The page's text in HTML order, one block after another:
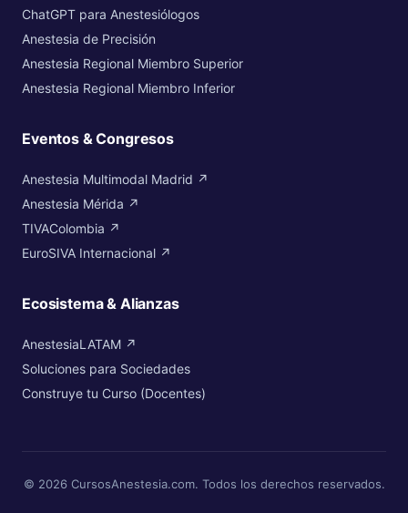
ChatGPT para Anestesiólogos
Anestesia de Precisión
Anestesia Regional Miembro Superior
Anestesia Regional Miembro Inferior
Eventos & Congresos
Anestesia Multimodal Madrid ↗
Anestesia Mérida ↗
TIVAColombia ↗
EuroSIVA Internacional ↗
Ecosistema & Alianzas
AnestesiaLATAM ↗
Soluciones para Sociedades
Construye tu Curso (Docentes)
© 2026 CursosAnestesia.com. Todos los derechos reservados.